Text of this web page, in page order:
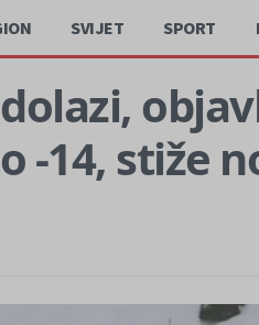
SVIJET SPORT
-14, stiže